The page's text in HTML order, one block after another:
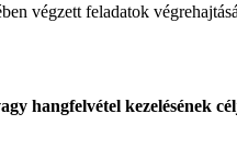
végzett feladatok
hangfelvétel kezelésének